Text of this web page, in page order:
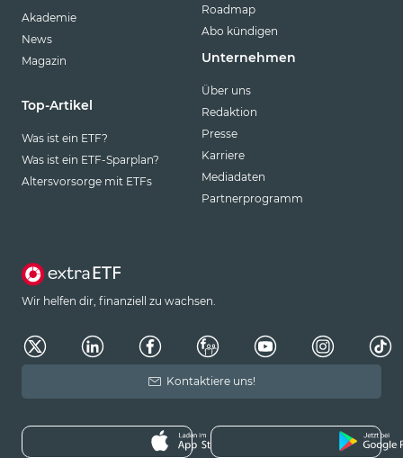
Akademie
News
Magazin
Top-Artikel
Was ist ein ETF?
Was ist ein ETF-Sparplan?
Altersvorsorge mit ETFs
Roadmap
Abo kündigen
Unternehmen
Über uns
Redaktion
Presse
Karriere
Mediadaten
Partnerprogramm
Wir helfen dir, finanziell zu wachsen.
Kontaktiere uns!